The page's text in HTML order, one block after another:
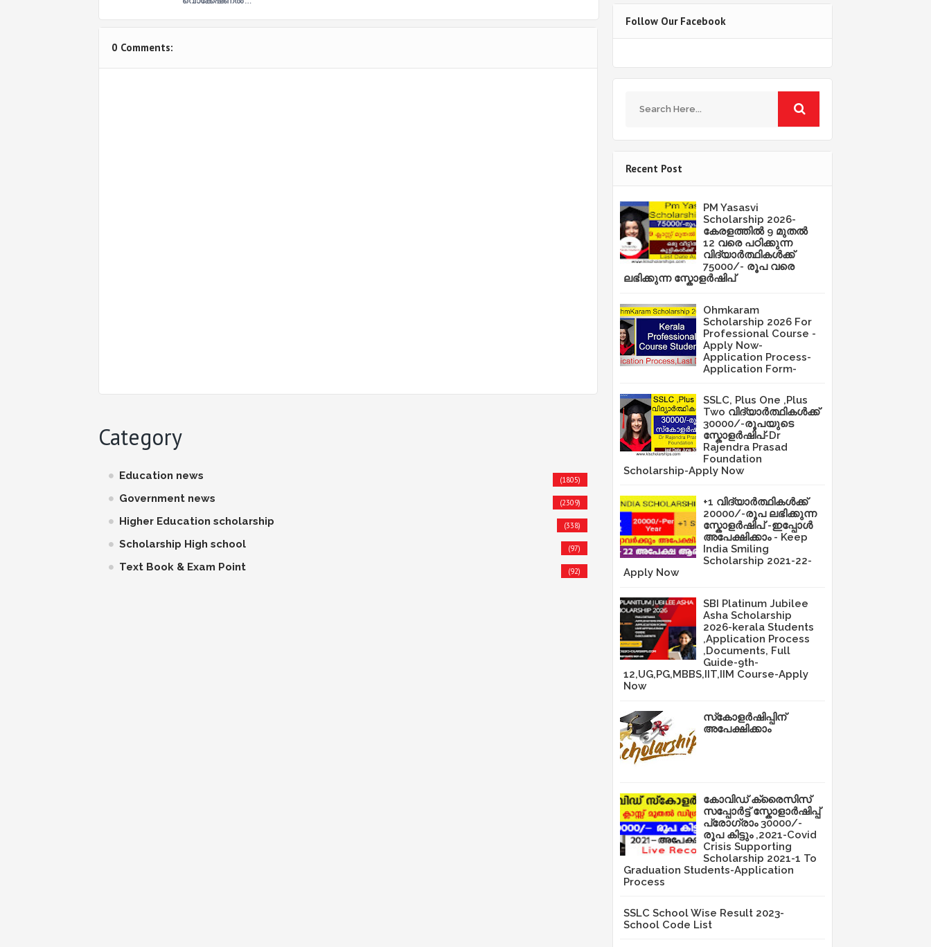
0 Comments:
Category
Education news (1805)
Government news (2309)
Higher Education scholarship (338)
Scholarship High school (97)
Text Book & Exam Point (92)
Follow Our Facebook
Recent Post
PM Yasasvi
Scholarship 2026-
കേരളത്തിൽ 9 മുതൽ
12 വരെ പഠിക്കുന്ന
വിദ്യാർത്ഥികൾക്ക്
75000/- രൂപ വരെ
ലഭിക്കുന്ന സ്കോളർഷിപ്
Ohmkaram
Scholarship 2026 For
Professional Course -
Apply Now-
Application Process-
Application Form-
SSLC, Plus One ,Plus
Two വിദ്യാർത്ഥികൾക്ക്
30000/-രൂപയുടെ
സ്കോളർഷിപ്-Dr
Rajendra Prasad
Foundation
Scholarship-Apply Now
+1 വിദ്യാർത്ഥികൾക്ക്
20000/-രൂപ ലഭിക്കുന്ന
സ്കോളർഷിപ് -ഇപ്പോൾ
അപേക്ഷിക്കാം - Keep
India Smiling
Scholarship 2021-22-
Apply Now
SBI Platinum Jubilee
Asha Scholarship
2026-kerala Students
,Application Process
,Documents, Full
Guide-9th-
12,UG,PG,MBBS,IIT,IIM Course-Apply
Now
സ്‌കോളർഷിപ്പിന്
അപേക്ഷിക്കാം
കോവിഡ് ക്രൈസിസ്
സപ്പോർട്ട് സ്കോളാർഷിപ്പ്
പ്രോഗ്രാം 30000/-
രൂപ കിട്ടും ,2021-Covid
Crisis Supporting
Scholarship 2021-1 To
Graduation Students-Application
Process
SSLC School Wise Result 2023-
School Code List